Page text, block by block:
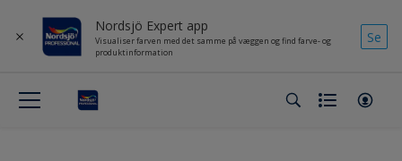
Nordsjö Expert app
Visualiser farven med det samme på væggen og find farve- og
produktinformation
Se